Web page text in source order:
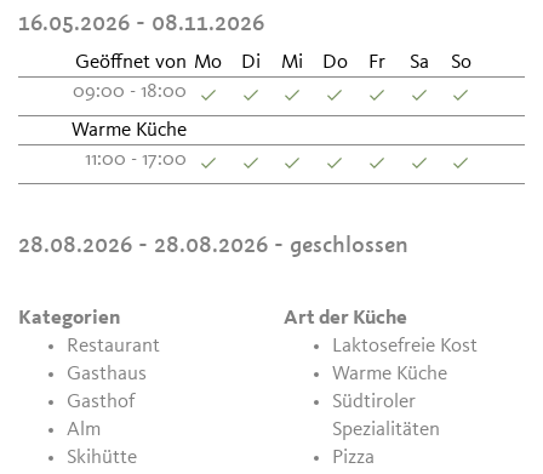
16.05.2026 - 08.11.2026
Geöffnet von Mo Di Mi Do Fr Sa
So
09:00 - 18:00
Warme Küche
11:00 - 17:00
28.08.2026 - 28.08.2026 - geschlossen
Kategorien
Restaurant
Gasthaus
Gasthof
Alm
Skihütte
Art der Küche
Laktosefreie Kost
Warme Küche
Südtiroler
Spezialitäten
Pizza